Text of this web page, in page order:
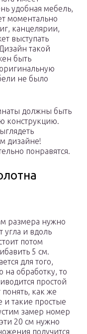
удобная мебель,
моментально
канцелярии,
выступать
такой
быть
не было
должны быть
конструкцию.
дизайне!
понравятся.
размера нужно
угла и вдоль
потом
5 см.
для того,
обработку, то
простой
как же
и такие простые
замер номер
20 см нужно
получится